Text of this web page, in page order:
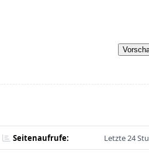
Seitenaufrufe: Letzte 24